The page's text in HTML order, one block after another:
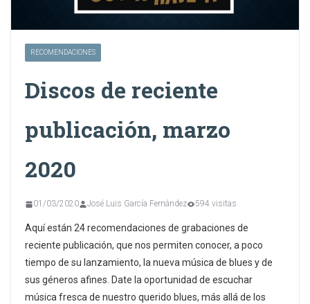
RECOMENDACIONES
Discos de reciente
publicación, marzo
2020
01/03/2020 José Luis García Fernández 594 visitas
Aquí están 24 recomendaciones de grabaciones de
reciente publicación, que nos permiten conocer, a poco
tiempo de su lanzamiento, la nueva música de blues y de
sus géneros afines. Date la oportunidad de escuchar
música fresca de nuestro querido blues, más allá de los